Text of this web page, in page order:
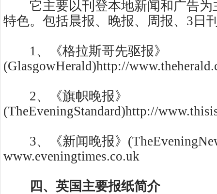
它主要以刊登本地新闻和广告为
特色。包括晨报、晚报、周报、3日
1、《格拉斯哥先驱报》
(GlasgowHerald)http://
2、《旗帜晚报》
(TheEveningStandard)http://
3、《新闻晚报》
www.eveningtimes.co.uk
四、英国主要报纸简介